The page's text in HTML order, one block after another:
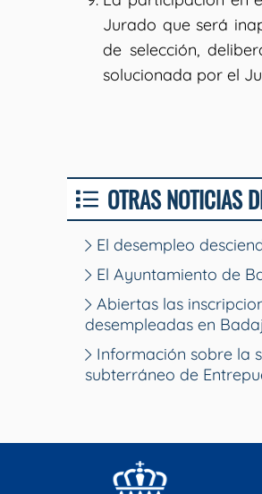
Jurado que será
de selección,
solucionada por el
OTRAS NOTICIAS
El desempleo
El Ayuntamiento de
Abiertas las
desempleadas en
Información sobre la
subterráneo de